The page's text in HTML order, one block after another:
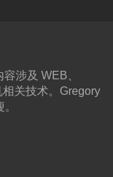
涉及 WEB、
关技术。Gregory